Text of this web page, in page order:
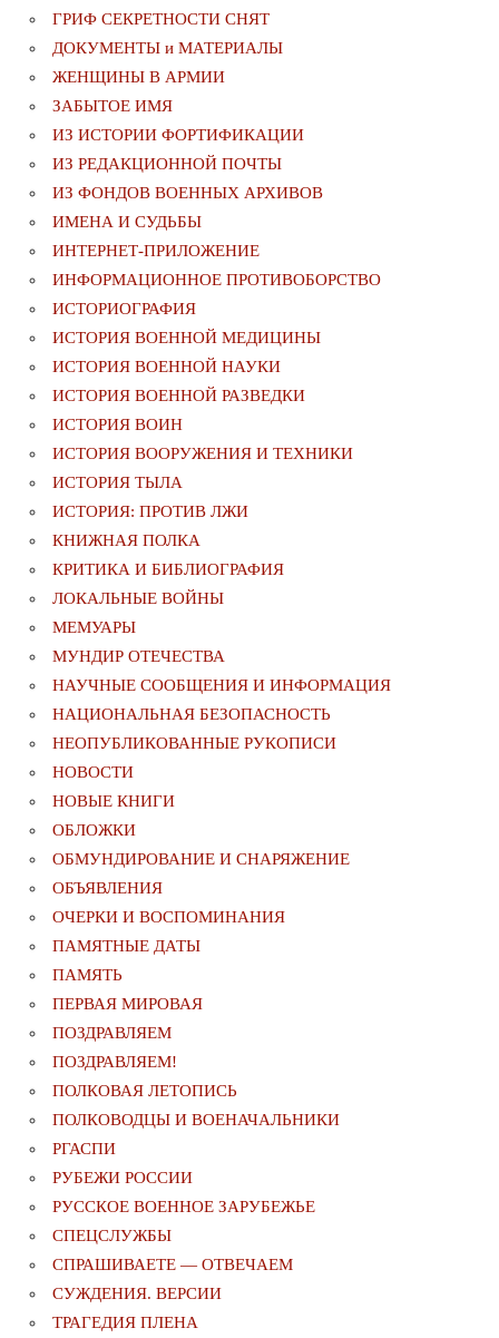
ГРИФ СЕКРЕТНОСТИ СНЯТ
ДОКУМЕНТЫ и МАТЕРИАЛЫ
ЖЕНЩИНЫ В АРМИИ
ЗАБЫТОЕ ИМЯ
ИЗ ИСТОРИИ ФОРТИФИКАЦИИ
ИЗ РЕДАКЦИОННОЙ ПОЧТЫ
ИЗ ФОНДОВ ВОЕННЫХ АРХИВОВ
ИМЕНА И СУДЬБЫ
ИНТЕРНЕТ-ПРИЛОЖЕНИЕ
ИНФОРМАЦИОННОЕ ПРОТИВОБОРСТВО
ИСТОРИОГРАФИЯ
ИСТОРИЯ ВОЕННОЙ МЕДИЦИНЫ
ИСТОРИЯ ВОЕННОЙ НАУКИ
ИСТОРИЯ ВОЕННОЙ РАЗВЕДКИ
ИСТОРИЯ ВОИН
ИСТОРИЯ ВООРУЖЕНИЯ И ТЕХНИКИ
ИСТОРИЯ ТЫЛА
ИСТОРИЯ: ПРОТИВ ЛЖИ
КНИЖНАЯ ПОЛКА
КРИТИКА И БИБЛИОГРАФИЯ
ЛОКАЛЬНЫЕ ВОЙНЫ
МЕМУАРЫ
МУНДИР ОТЕЧЕСТВА
НАУЧНЫЕ СООБЩЕНИЯ И ИНФОРМАЦИЯ
НАЦИОНАЛЬНАЯ БЕЗОПАСНОСТЬ
НЕОПУБЛИКОВАННЫЕ РУКОПИСИ
НОВОСТИ
НОВЫЕ КНИГИ
ОБЛОЖКИ
ОБМУНДИРОВАНИЕ И СНАРЯЖЕНИЕ
ОБЪЯВЛЕНИЯ
ОЧЕРКИ И ВОСПОМИНАНИЯ
ПАМЯТНЫЕ ДАТЫ
ПАМЯТЬ
ПЕРВАЯ МИРОВАЯ
ПОЗДРАВЛЯЕМ
ПОЗДРАВЛЯЕМ!
ПОЛКОВАЯ ЛЕТОПИСЬ
ПОЛКОВОДЦЫ И ВОЕНАЧАЛЬНИКИ
РГАСПИ
РУБЕЖИ РОССИИ
РУССКОЕ ВОЕННОЕ ЗАРУБЕЖЬЕ
СПЕЦСЛУЖБЫ
СПРАШИВАЕТЕ — ОТВЕЧАЕМ
СУЖДЕНИЯ. ВЕРСИИ
ТРАГЕДИЯ ПЛЕНА